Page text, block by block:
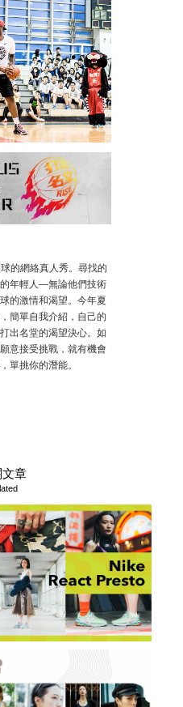
的網絡真人秀。尋找的
年輕人—無論他們技術
的激情和渴望。今年夏
簡單自我介紹，自己的
出名堂的渴望決心。如
意接受挑戰，就有機會
單挑你的潛能。
文章